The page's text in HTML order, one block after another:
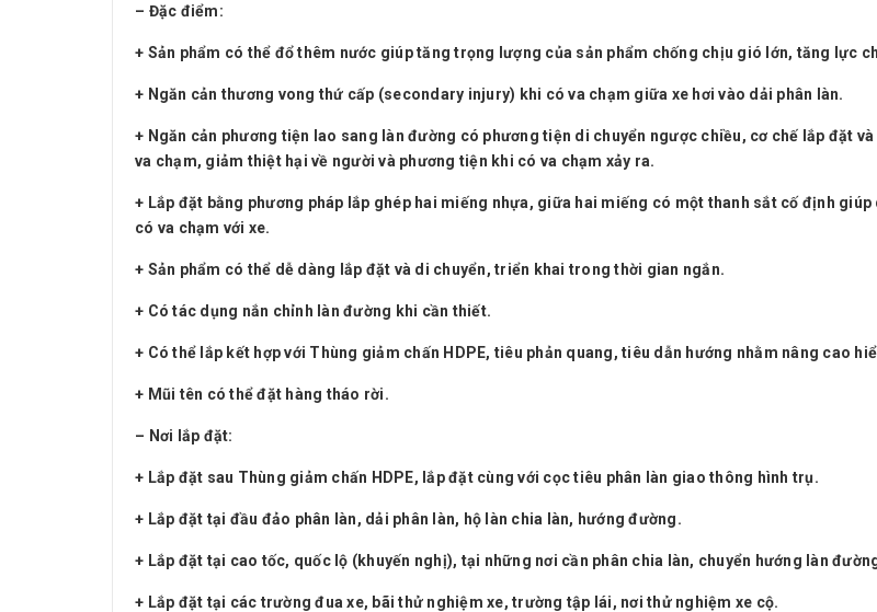
– Đặc điểm:
+ Sản phẩm có thể đổ thêm nước giúp tăng trọng lượng của sản phẩm chống chịu gió lớn, tăng lực
+ Ngăn cản thương vong thứ cấp (secondary injury) khi có va chạm giữa xe hơi vào dải phân làn.
+ Ngăn cản phương tiện lao sang làn đường có phương tiện di chuyển ngược chiều, cơ chế lắp đặt
va chạm, giảm thiệt hại về người và phương tiện khi có va chạm xảy ra.
+ Lắp đặt bằng phương pháp lắp ghép hai miếng nhựa, giữa hai miếng có một thanh sắt cố định
có va chạm với xe.
+ Sản phẩm có thể dễ dàng lắp đặt và di chuyển, triển khai trong thời gian ngắn.
+ Có tác dụng nắn chỉnh làn đường khi cần thiết.
+ Có thể lắp kết hợp với Thùng giảm chấn HDPE, tiêu phản quang, tiêu dẫn hướng nhằm nâng cao
+ Mũi tên có thể đặt hàng tháo rời.
– Nơi lắp đặt:
+ Lắp đặt sau Thùng giảm chấn HDPE, lắp đặt cùng với cọc tiêu phân làn giao thông hình trụ.
+ Lắp đặt tại đầu đảo phân làn, dải phân làn, hộ làn chia làn, hướng đường.
+ Lắp đặt tại cao tốc, quốc lộ (khuyến nghị), tại những nơi cần phân chia làn, chuyển hướng làn
+ Lắp đặt tại các trường đua xe, bãi thử nghiệm xe, trường tập lái, nơi thử nghiệm xe cộ.